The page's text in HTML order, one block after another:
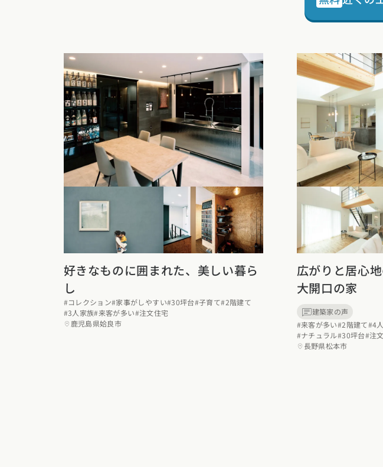
好きなものに囲まれた、美しい暮ら
し
#コレクション#家事がしやすい#30坪台#子育て#2階建て
#3人家族#来客が多い#注文住宅
鹿児島県姶良市
広がりと居心
大開口の家
建築家の声
#来客が多い#2階建て#4
#ナチュラル#30坪台#注
長野県松本市
北海道・東北エリア
北海道 (3) 青森県 (2) 岩手県 (1)宮城県 (0)
関東エリア
東京都 (12) 埼玉県 (19)千葉
甲信越・北陸エリア
新潟県 (12)富山県 (6) 石川県 (0)福井県
東海エリア
愛知県 (28)岐阜県 (24) 静岡県 (25)三重
関西エリア
大阪府 (19)兵庫県 (36)京都府 (6)滋賀県
広島県 (14) 鳥取県 (13)
愛媛県 (1)高知県 (4)